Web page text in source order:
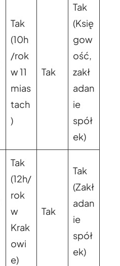
Tak
(10h
/rok
w 11
mias
tach
)
Tak
Tak
(Księ
gow
ość,
zakł
adan
ie
spół
ek)
Tak
(12h/
rok
w
Krak
owi
e)
Tak
Tak
(Zakł
adan
ie
spół
ek)